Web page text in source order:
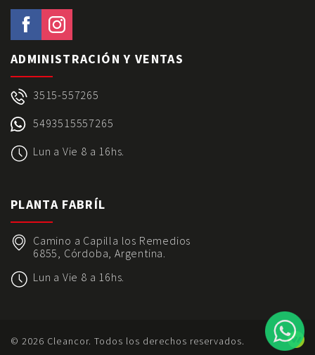
ADMINISTRACIÓN Y VENTAS
3515-557265
5493515557265
Lun a Vie 8 a 16hs.
PLANTA FABRÍL
Camino a Capilla los Remedios
6855, Córdoba, Argentina.
Lun a Vie 8 a 16hs.
© 2026 Cleancor. Todos los derechos reservados.